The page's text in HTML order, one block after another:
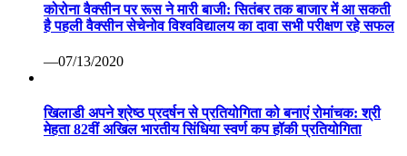
कोरोना वैक्सीन पर रूस ने मारी बाजी: सितंबर तक बाजार में आ सकती
है पहली वैक्सीन सेचेनोव विश्वविद्यालय का दावा सभी परीक्षण रहे सफल
—07/13/2020
खिलाडी अपने श्रेष्ठ प्रदर्षन से प्रतियोगिता को बनाएं रोमांचक: श्री
मेहता 82वीं अखिल भारतीय सिंधिया स्वर्ण कप हॉकी प्रतियोगिता